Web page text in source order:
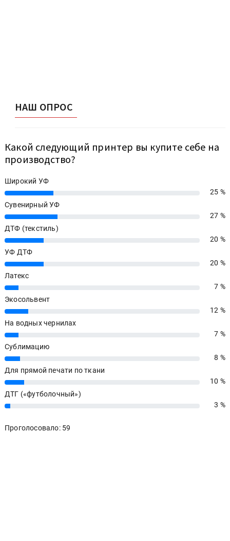
НАШ ОПРОС
Какой следующий принтер вы купите себе на
производство?
Широкий УФ
25%
25 %
Сувенирный УФ
27%
27 %
ДТФ (текстиль)
20%
20 %
УФ ДТФ
20%
20 %
Латекс
7%
7 %
Экосольвент
12%
12 %
На водных чернилах
7%
7 %
Сублимацию
8%
8 %
Для прямой печати по ткани
10%
10 %
ДТГ («футболочный»)
3% 3 %
Проголосовало: 59